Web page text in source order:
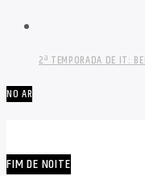
2ª TEMPORADA DE IT:
NO AR
FIM DE NOITE